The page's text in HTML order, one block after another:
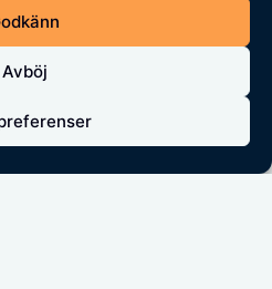
Avböj
något som Jonas sa för
på att sätta något av
rekord i antalet gånger